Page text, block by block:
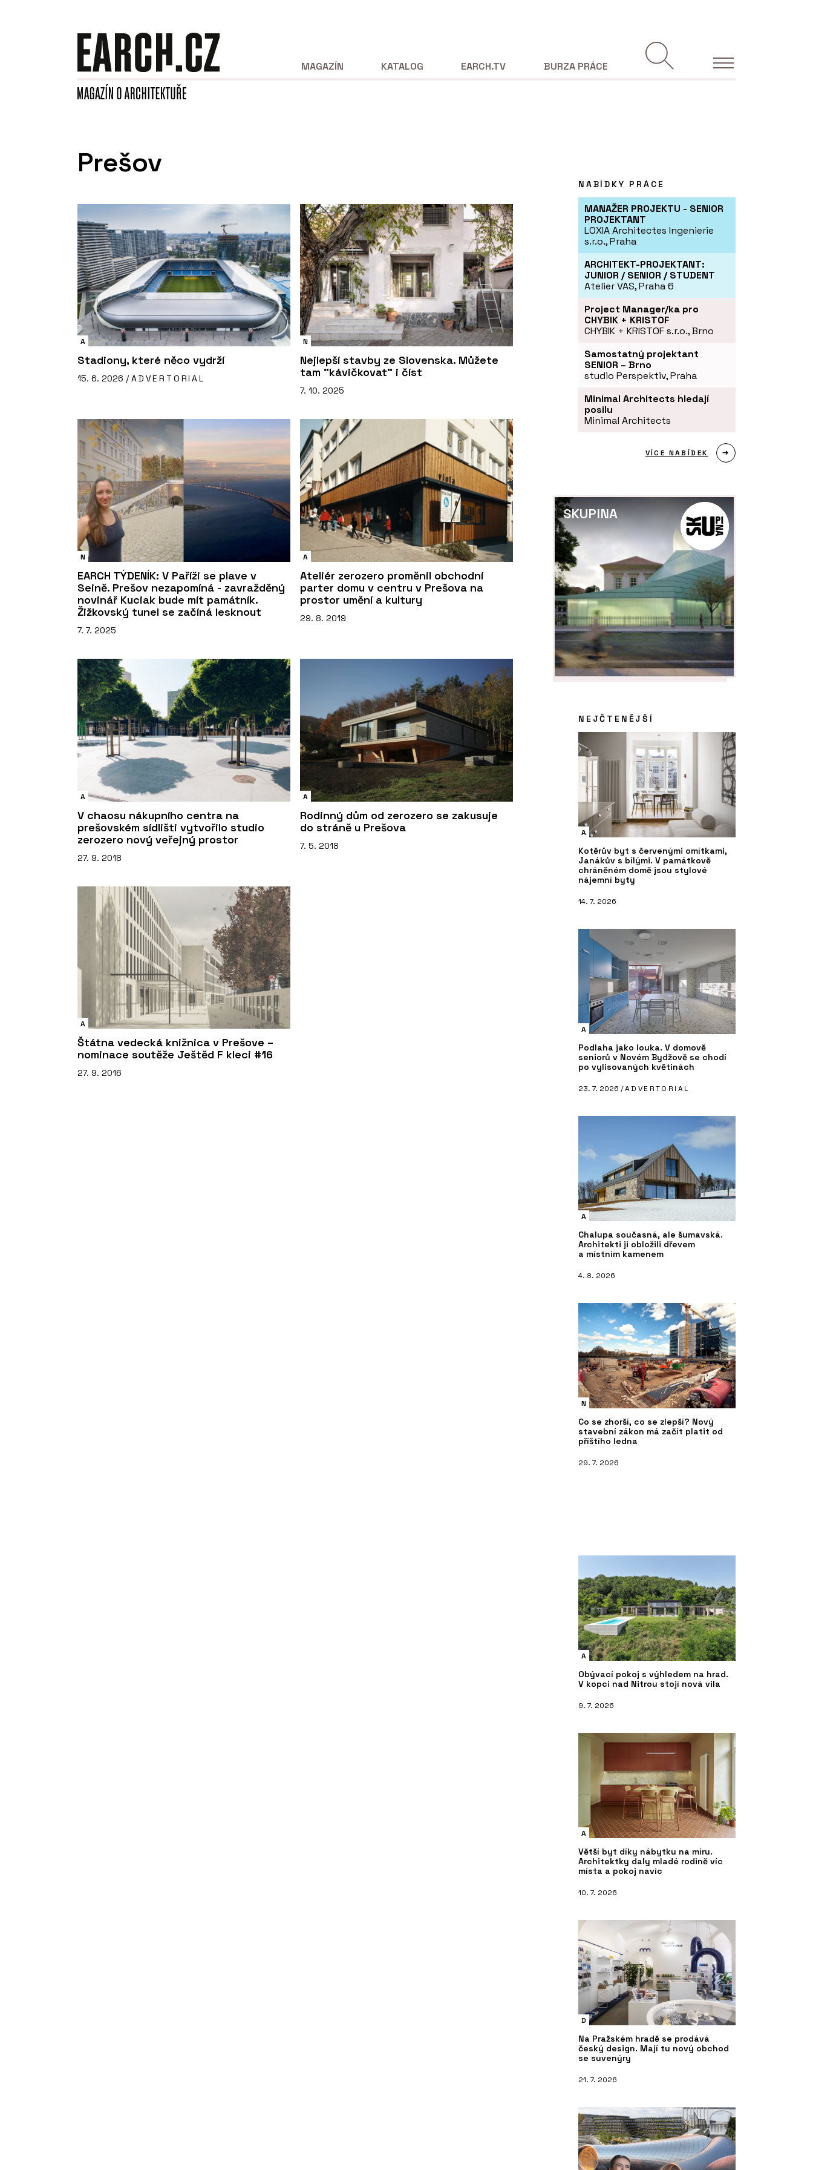
MAGAZÍN KATALOG EARCH.TV BURZA PRÁCE
Prešov
A
Stadiony, které něco vydrží
15. 6. 2026 / ADVERTORIAL
N
Nejlepší stavby ze Slovenska. Můžete
tam "kávičkovat" i číst
7. 10. 2025
N
EARCH TÝDENÍK: V Paříži se plave v
Seině. Prešov nezapomíná - zavražděný
novinář Kuciak bude mít památník.
Žižkovský tunel se začíná lesknout
7. 7. 2025
A
Ateliér zerozero proměnil obchodní
parter domu v centru v Prešova na
prostor umění a kultury
29. 8. 2019
A
V chaosu nákupního centra na
prešovském sídlišti vytvořilo studio
zerozero nový veřejný prostor
27. 9. 2018
A
Rodinný dům od zerozero se zakusuje
do stráně u Prešova
7. 5. 2018
A
Štátna vedecká knižnica v Prešove –
nominace soutěže Ještěd F kleci #16
27. 9. 2016
NABÍDKY PRÁCE
MANAŽER PROJEKTU - SENIOR
PROJEKTANT
LOXIA Architectes Ingenierie
s.r.o., Praha
ARCHITEKT-PROJEKTANT:
JUNIOR / SENIOR / STUDENT
Atelier VAS, Praha 6
Project Manager/ka pro
CHYBIK + KRISTOF
CHYBIK + KRISTOF s.r.o., Brno
Samostatný projektant
SENIOR – Brno
studio Perspektiv, Praha
Minimal Architects hledají
posilu
Minimal Architects
VÍCE NABÍDEK
SKUPINA
NEJČTENĚJŠÍ
A
Kotěrův byt s červenými omítkami,
Janákův s bílými. V památkově
chráněném domě jsou stylové
nájemní byty
14. 7. 2026
A
Podlaha jako louka. V domově
seniorů v Novém Bydžově se chodí
po vylisovaných květinách
23. 7. 2026 /ADVERTORIAL
A
Chalupa současná, ale šumavská.
Architekti ji obložili dřevem
a místním kamenem
4. 8. 2026
N
Co se zhorší, co se zlepší? Nový
stavební zákon má začít platit od
příštího ledna
29. 7. 2026
A
Obývací pokoj s výhledem na hrad.
V kopci nad Nitrou stojí nová vila
9. 7. 2026
A
Větší byt díky nábytku na míru.
Architektky daly mladé rodině víc
místa a pokoj navíc
10. 7. 2026
D
Na Pražském hradě se prodává
český design. Mají tu nový obchod
se suvenýry
21. 7. 2026